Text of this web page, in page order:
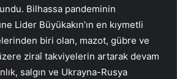
Bilhassa pandeminin
Lider Büyükakın’ın en kıymetli
biri olan, mazot, gübre ve
ziraî takviyelerin artarak devam
salgın ve Ukrayna-Rusya